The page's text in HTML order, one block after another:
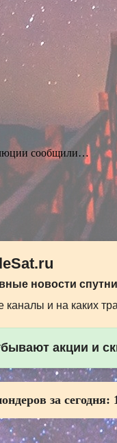
сообщили…
новости
и на каких
акции и
за сегодня: